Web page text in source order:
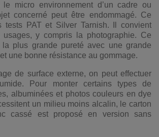
micro environnement d’un cadre ou
concerné peut être endommagé. Ce
tests PAT et Silver Tarnish. Il convient
y compris la photographie. Ce
la plus grande pureté avec une grande
une bonne résistance au gommage.
de surface externe, on peut effectuer
Pour monter certains types de
albuminées et photos couleurs en dye
un milieu moins alcalin, le carton
cassé est proposé en version sans